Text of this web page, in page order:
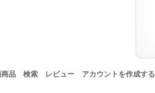
品 検索 レビュー アカウントを作成する